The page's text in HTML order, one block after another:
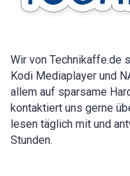
Wir von Technikaffe.de
Kodi Mediaplayer und
allem auf sparsame
kontaktiert uns gerne
lesen täglich mit und
Stunden.